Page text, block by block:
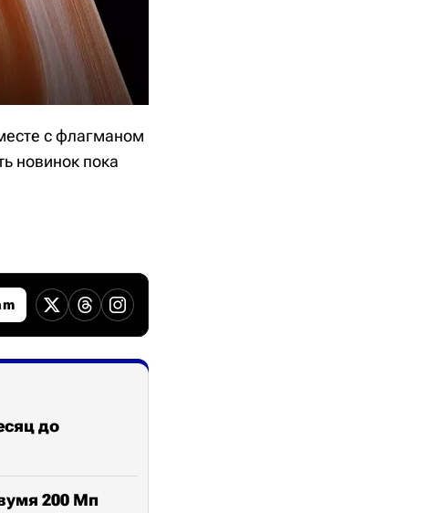
с флагманом
новинок пока
до
200 Мп